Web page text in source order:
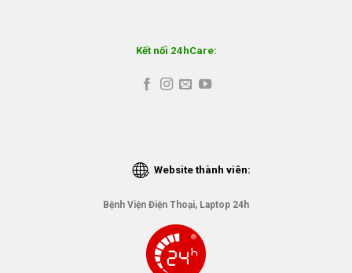
Kết nối 24hCare:
Website thành viên:
Bệnh Viện Điện Thoại, Laptop 24h